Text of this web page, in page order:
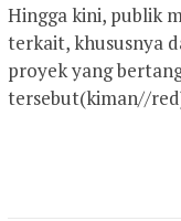
Hingga kini, publik
terkait, khususnya
proyek yang
tersebut(kiman//